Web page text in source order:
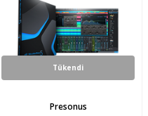
Tükendi
Presonus